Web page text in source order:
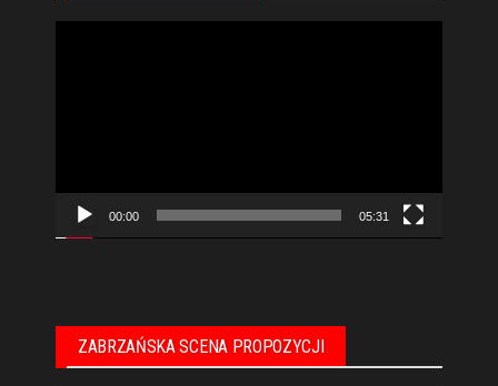
00:00 05:31
ZABRZAŃSKA SCENA PROPOZYCJI